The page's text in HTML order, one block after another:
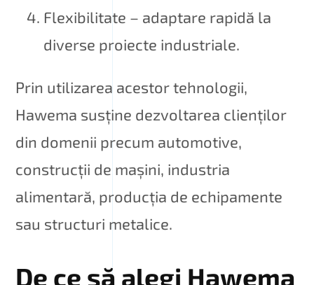
Flexibilitate – adaptare rapidă la
diverse proiecte industriale.
Prin utilizarea acestor tehnologii,
Hawema susține dezvoltarea clienților
din domenii precum automotive,
construcții de mașini, industria
alimentară, producția de echipamente
sau structuri metalice.
De ce să alegi Hawema